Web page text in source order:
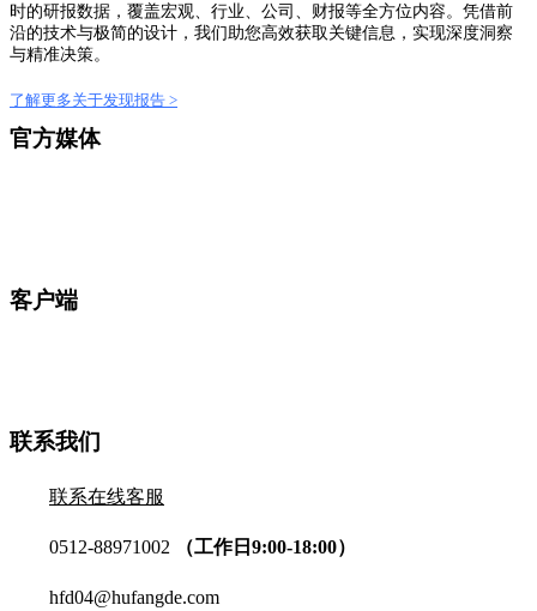
时的研报数据，覆盖宏观、行业、公司、财报等全方位内容。凭借前
沿的技术与极简的设计，我们助您高效获取关键信息，实现深度洞察
与精准决策。
了解更多关于发现报告 >
官方媒体
客户端
联系我们
联系在线客服
0512-88971002 （工作日9:00-18:00）
hfd04@hufangde.com